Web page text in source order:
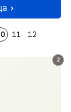
2
11
12